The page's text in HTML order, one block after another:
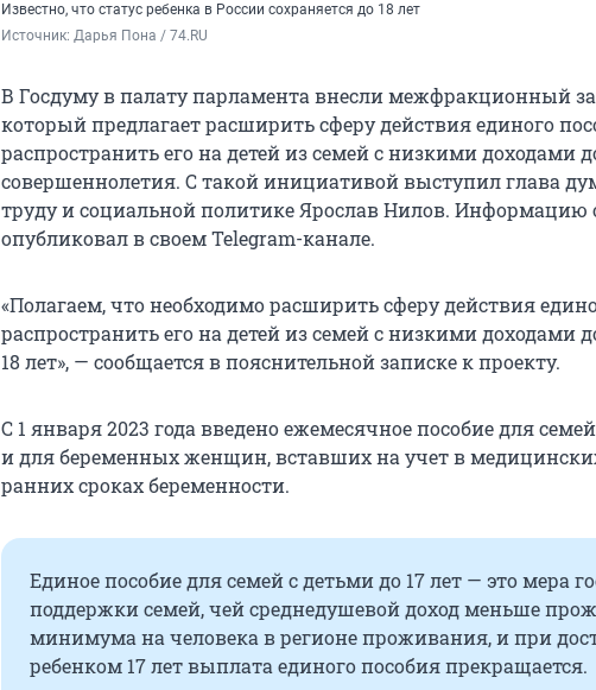
Известно, что статус ребенка в России сохраняется до 18 лет
Источник: Дарья Пона / 74.RU
В Госдуму в палату парламента внесли межфракционный
который предлагает расширить сферу действия единого
распространить его на детей из семей с низкими доходами
совершеннолетия. С такой инициативой выступил глава
труду и социальной политике Ярослав Нилов. Информацию
опубликовал в своем Telegram-канале.
«Полагаем, что необходимо расширить сферу действия
распространить его на детей из семей с низкими доходами
18 лет», — сообщается в пояснительной записке к проекту.
С 1 января 2023 года введено ежемесячное пособие для
и для беременных женщин, вставших на учет в
ранних сроках беременности.
Единое пособие для семей с детьми до 17 лет — это мера
поддержки семей, чей среднедушевой доход меньше
минимума на человека в регионе проживания, и при
ребенком 17 лет выплата единого пособия прекращается.